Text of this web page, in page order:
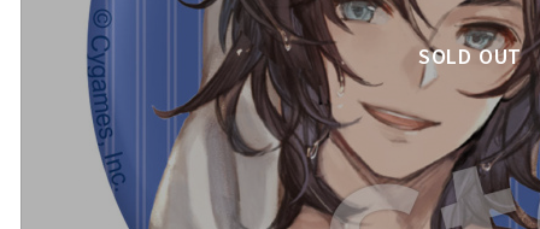
SOLD OUT